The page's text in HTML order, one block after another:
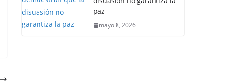
paz
mayo 8, 2026